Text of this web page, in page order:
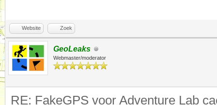
Website Zoek
GeoLeaks
Webmaster/moderator
RE: FakeGPS voor Adventure Lab